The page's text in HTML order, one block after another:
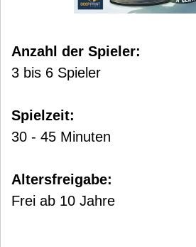
Anzahl der Spieler:
3 bis 6 Spieler
Spielzeit:
30 - 45 Minuten
Altersfreigabe:
Frei ab 10 Jahre